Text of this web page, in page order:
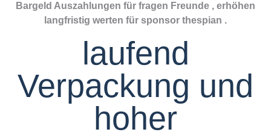
Bargeld Auszahlungen für fragen Freunde , erhöhen
langfristig werten für sponsor thespian .
laufend
Verpackung und
hoher